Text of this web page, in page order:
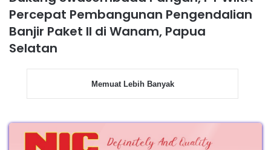
Percepat Pembangunan Pengendalian
Banjir Paket II di Wanam, Papua
Selatan
Memuat Lebih Banyak